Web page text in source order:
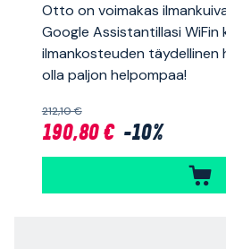
Otto on voimakas
Google Assistantillasi
ilmankosteuden täydellinen
olla paljon helpompaa!
212,10 €
190,80 € -10%